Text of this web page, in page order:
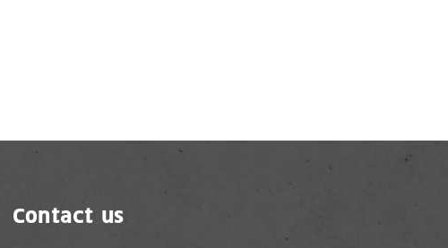
Contact us